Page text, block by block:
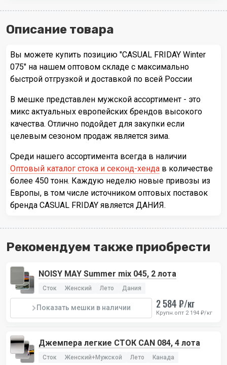
Описание товара
Вы можете купить позицию "CASUAL FRIDAY Winter
075" на нашем оптовом складе с максимально
быстрой отгрузкой и доставкой по всей России
В мешке представлен мужской ассортимент - это
микс актуальных европейских брендов высокого
качества. Отлично подойдет для закупки если
целевым сезоном продаж является зима.
Среди нашего ассортимента всегда в наличии
Оптовый каталог стока и секонд-хенда в количестве
более 450 тонн. Каждую неделю новые привозы из
Европы, в том числе источником оптовых поставок
бренда CASUAL FRIDAY является ДАНИЯ.
Рекомендуем также приобрести
NOISY MAY Summer mix 045, 2 лота
Сток Женский Лето Дания
Показать мешки в наличии 2 584 ₽/кг
Крупн.опт 2 194 ₽/кг
Джемпера легкие СТОК CAN 084, 4 лота
Сток Женский+Мужской Лето Канада